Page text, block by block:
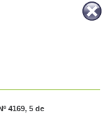
4169, 5 de